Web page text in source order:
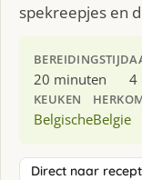
spekreepjes en
BEREIDINGSTIJD
20 minuten 4
KEUKEN
BelgischeBelgie
Direct naar recept